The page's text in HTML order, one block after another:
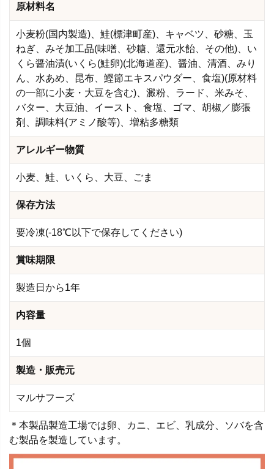
原材料名
小麦粉(国内製造)、鮭(標津町産)、キャベツ、砂糖、玉
ねぎ、みそ加工品(味噌、砂糖、還元水飴、その他)、い
くら醤油漬(いくら(鮭卵)(北海道産)、醤油、清酒、みり
ん、水あめ、昆布、鰹節エキスパウダー、食塩)(原材料
の一部に小麦・大豆を含む)、澱粉、ラード、米みそ、
バター、大豆油、イースト、食塩、ゴマ、胡椒／膨張
剤、調味料(アミノ酸等)、増粘多糖類
アレルギー物質
小麦、鮭、いくら、大豆、ごま
保存方法
要冷凍(-18℃以下で保存してください)
賞味期限
製造日から1年
内容量
1個
製造・販売元
マルサフーズ
＊本製品製造工場では卵、カニ、エビ、乳成分、ソバを含
む製品を製造しています。